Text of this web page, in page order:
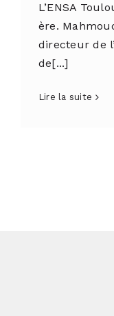
L’ENSA
ère.
directeur de
de[...]
Lire la suite